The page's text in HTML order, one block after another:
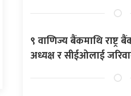
९ वाणिज्य बैंकमाथि राष्ट्र
अध्यक्ष र सीईओलाई